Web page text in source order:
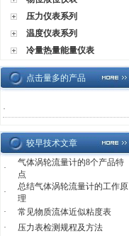
压力仪表系列
温度仪表系列
冷量热量能量仪表
点击量多的产品
·
较早技术文章
·
气体涡轮流量计的8个产品特
点
·
总结气体涡轮流量计的工作原
理
·
常见物质流体近似粘度表
·
压力表检测规程及方法